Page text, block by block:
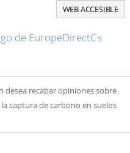
WEB ACCESIBLE
desea recabar opiniones sobre
captura de carbono en suelos